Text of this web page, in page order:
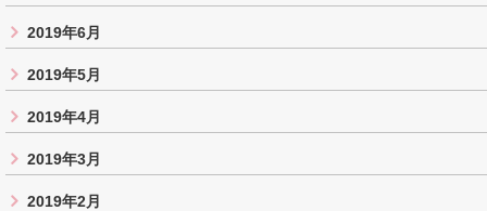
2019年6月
2019年5月
2019年4月
2019年3月
2019年2月